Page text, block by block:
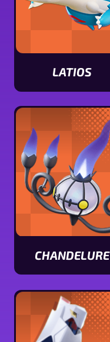
LATIOS
Ver
características
Latios
CHANDELURE
Ver
características
Chandelure